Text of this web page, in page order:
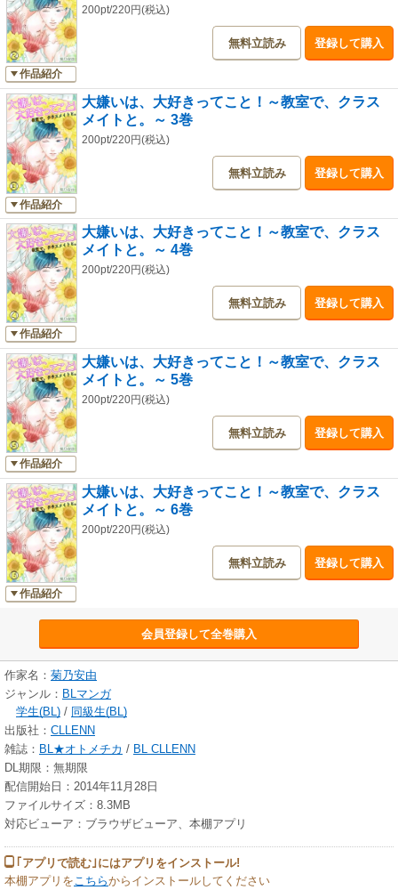
作品紹介
200pt/220円(税込)
無料立読み 登録して購入
作品紹介
大嫌いは、大好きってこと！～教室で、クラス
メイトと。～ 3巻
200pt/220円(税込)
無料立読み 登録して購入
作品紹介
大嫌いは、大好きってこと！～教室で、クラス
メイトと。～ 4巻
200pt/220円(税込)
無料立読み 登録して購入
作品紹介
大嫌いは、大好きってこと！～教室で、クラス
メイトと。～ 5巻
200pt/220円(税込)
無料立読み 登録して購入
作品紹介
大嫌いは、大好きってこと！～教室で、クラス
メイトと。～ 6巻
200pt/220円(税込)
無料立読み 登録して購入
会員登録して全巻購入
作家名： 菊乃安由
ジャンル： BLマンガ
学生(BL) / 同級生(BL)
出版社： CLLENN
雑誌： BL★オトメチカ / BL CLLENN
DL期限：無期限
配信開始日：2014年11月28日
ファイルサイズ：8.3MB
対応ビューア：ブラウザビューア、本棚アプリ
｢アプリで読む｣にはアプリをインストール!
本棚アプリを こちらからインストールしてください